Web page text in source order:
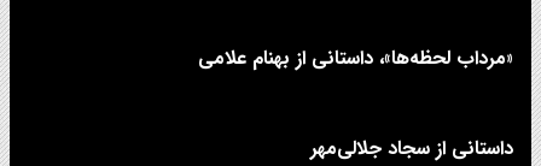
«مرداب لحظه‌ها»، داستانی از بهنام علامی
داستانی از سجاد جلالی‌مهر